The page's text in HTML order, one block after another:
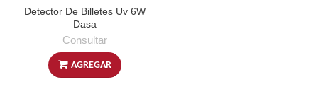
Detector De Billetes Uv 6W
Dasa
Consultar
AGREGAR